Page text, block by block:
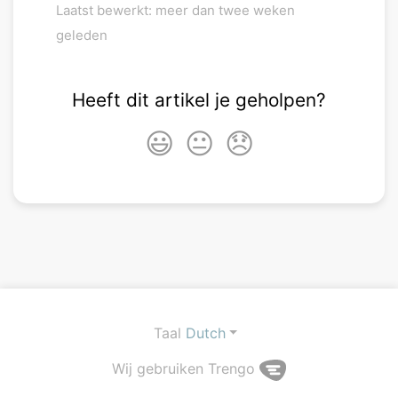
Laatst bewerkt: meer dan twee weken
geleden
Heeft dit artikel je geholpen?
😃 😐 😞
Taal Dutch
Wij gebruiken Trengo